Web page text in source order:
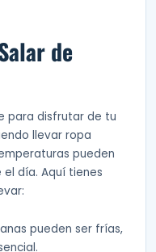
de
para disfrutar de tu
llevar ropa
pueden
día. Aquí tienes
pueden ser frías,